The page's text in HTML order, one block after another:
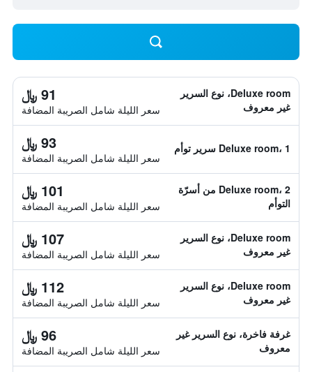
Deluxe room، نوع السرير
غير معروف
91 ﷼
سعر الليلة شامل الصريبة المضافة
Deluxe room، 1 سرير توأم 93 ﷼
سعر الليلة شامل الصريبة المضافة
Deluxe room، 2 من أسرّة
التوأم
101 ﷼
سعر الليلة شامل الصريبة المضافة
Deluxe room، نوع السرير
غير معروف
107 ﷼
سعر الليلة شامل الصريبة المضافة
Deluxe room، نوع السرير
غير معروف
112 ﷼
سعر الليلة شامل الصريبة المضافة
غرفة فاخرة، نوع السرير غير
معروف
96 ﷼
سعر الليلة شامل الصريبة المضافة